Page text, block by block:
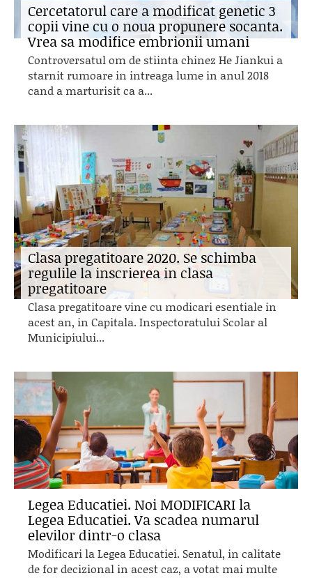
Cercetatorul care a modificat genetic 3
copii vine cu o noua propunere socanta.
Vrea sa modifice embrionii umani
Controversatul om de stiinta chinez He Jiankui a
starnit rumoare in intreaga lume in anul 2018
cand a marturisit ca a...
Clasa pregatitoare 2020. Se schimba
regulile la inscrierea in clasa
pregatitoare
Clasa pregatitoare vine cu modicari esentiale in
acest an, in Capitala. Inspectoratului Scolar al
Municipiului...
Legea Educatiei. Noi MODIFICARI la
Legea Educatiei. Va scadea numarul
elevilor dintr-o clasa
Modificari la Legea Educatiei. Senatul, in calitate
de for decizional in acest caz, a votat mai multe